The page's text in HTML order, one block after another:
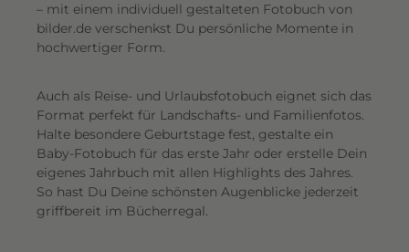
– mit einem individuell gestalteten Fotobuch von
bilder.de verschenkst Du persönliche Momente in
hochwertiger Form.
Auch als Reise- und Urlaubsfotobuch eignet sich das
Format perfekt für Landschafts- und Familienfotos.
Halte besondere Geburtstage fest, gestalte ein
Baby-Fotobuch für das erste Jahr oder erstelle Dein
eigenes Jahrbuch mit allen Highlights des Jahres.
So hast Du Deine schönsten Augenblicke jederzeit
griffbereit im Bücherregal.